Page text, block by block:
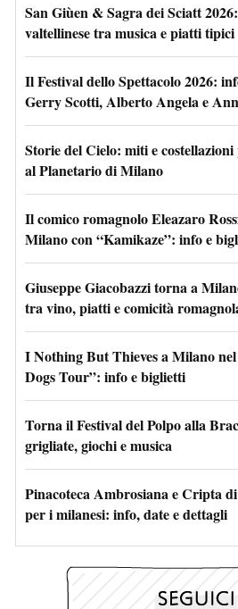
San Giùen & Sagra dei Sciatt
valtellinese tra musica e piatti tipici
Il Festival dello Spettacolo 2026:
Gerry Scotti, Alberto Angela e
Storie del Cielo: miti e
al Planetario di Milano
Il comico romagnolo Eleazaro
Milano con “Kamikaze”: info e
Giuseppe Giacobazzi torna a
tra vino, piatti e comicità
I Nothing But Thieves a Milano
Dogs Tour”: info e biglietti
Torna il Festival del Polpo alla
grigliate, giochi e musica
Pinacoteca Ambrosiana e Cripta
per i milanesi: info, date e dettagli